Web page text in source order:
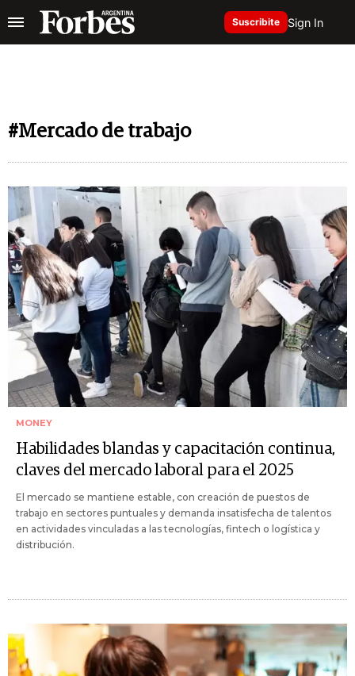
Suscribite Sign In
#Mercado de trabajo
MONEY
Habilidades blandas y capacitación continua,
claves del mercado laboral para el 2025
El mercado se mantiene estable, con creación de puestos de
trabajo en sectores puntuales y demanda insatisfecha de talentos
en actividades vinculadas a las tecnologías, fintech o logística y
distribución.